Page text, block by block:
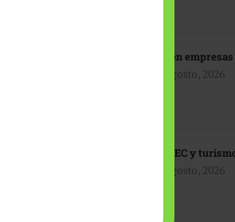
IA en
3 agosto, 2026
TMEC y
3 agosto, 2026